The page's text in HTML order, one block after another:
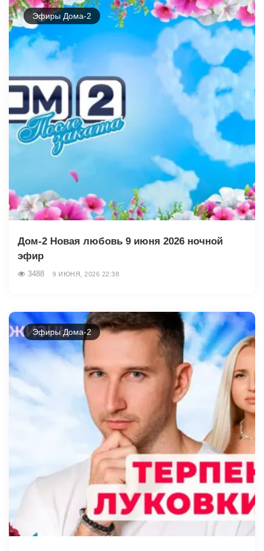
Эфиры Дома-2
Дом-2 Новая любовь 9 июня 2026 ночной
эфир
3488 9 ИЮНЯ, 2026 22:38
Эфиры Дома-2